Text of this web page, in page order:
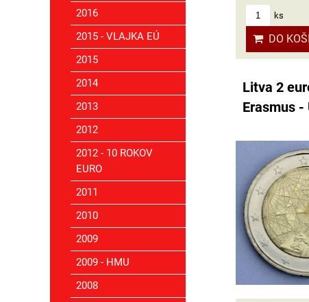
ks
DO
Litva 2
Erasmus -
2016
2015 - VLAJKA EÚ
2015
2014
2013
2012
2012 - 10 ROKOV
EURO
2011
2010
2009
2009 - HMU
2008